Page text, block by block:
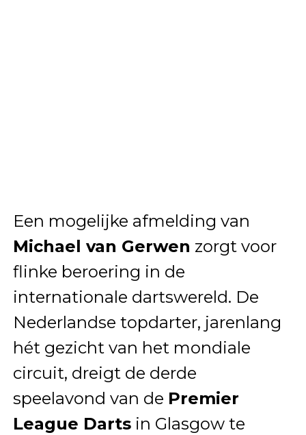
Een mogelijke afmelding van
Michael van Gerwen zorgt voor
flinke beroering in de
internationale dartswereld. De
Nederlandse topdarter, jarenlang
hét gezicht van het mondiale
circuit, dreigt de derde
speelavond van de Premier
League Dartsin Glasgow te